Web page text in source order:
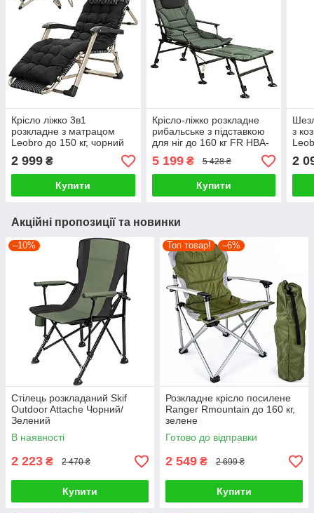
Крісло ліжко 3в1
розкладне з матрацом
Leobro до 150 кг, чорний
смужка, шезлонг
переносний для
відпочинку
2 999 ₴
Купити
Крісло-ліжко розкладне
рибальське з підставкою
для ніг до 160 кг FR HBA-
1009
5 199₴ 5 428 ₴
Купити
з
кг,
2
Акційні пропозиції та новинки
–10%
Стілець розкладаний Skif
Outdoor Attache Чорний/
Зелений
В наявності
2 223 ₴ 2 470 ₴
Купити
Топ товар! –6%
Розкладне крісло посилене
Ranger Rmountain до 160 кг,
зелене
Готово до відправки
2 549 ₴ 2 699 ₴
Купити